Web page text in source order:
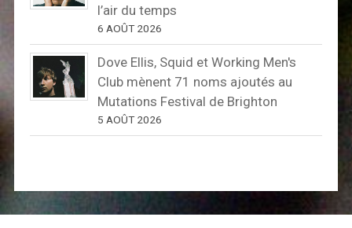
l’air du temps
6 AOÛT 2026
Dove Ellis, Squid et Working Men's
Club mènent 71 noms ajoutés au
Mutations Festival de Brighton
5 AOÛT 2026